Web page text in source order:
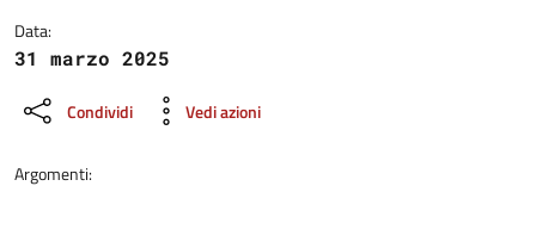
Data:
31 marzo 2025
Condividi Vedi azioni
Argomenti: